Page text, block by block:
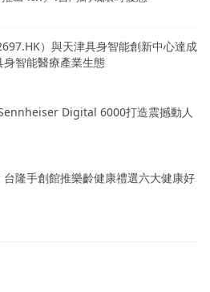
）與天津具身智能創新中心達成
智能醫療產業生態
Digital 6000打造震撼動人
隆手創館推樂齡健康禮選六大健康好